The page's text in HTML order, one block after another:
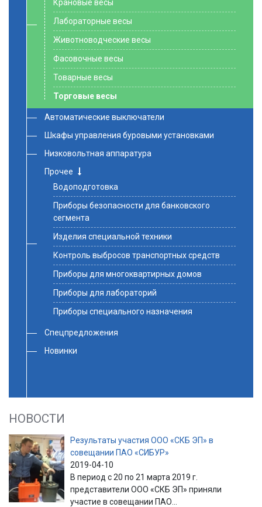
Крановые весы
Лабораторные весы
Животноводческие весы
Фасовочные весы
Товарные весы
Торговые весы
Автоматические выключатели
Шкафы управления буровыми установками
Низковольтная аппаратура
Прочее
Водоподготовка
Приборы безопасности для банковского
сегмента
Изделия специальной техники
Контроль выбросов транспортных средств
Приборы для многоквартирных домов
Приборы для лабораторий
Приборы специального назначения
Спецпредложения
Новинки
НОВОСТИ
Результаты участия ООО «СКБ ЭП» в
совещании ПАО «СИБУР»
2019-04-10
В период с 20 по 21 марта 2019 г.
представители ООО «СКБ ЭП» приняли
участие в совещании ПАО...